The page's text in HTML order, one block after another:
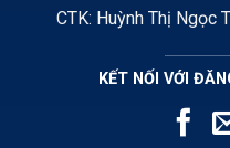
CTK: Huỳnh Thị Ngọc
KẾT NỐI VỚI